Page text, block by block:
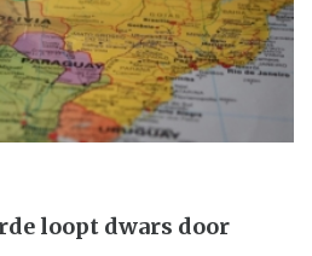
loopt dwars door